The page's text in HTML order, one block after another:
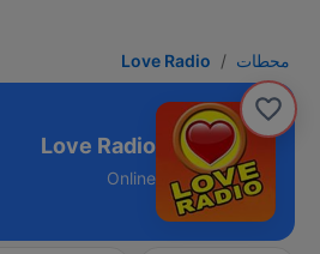
محطات Love Radio
Love Radio
Online